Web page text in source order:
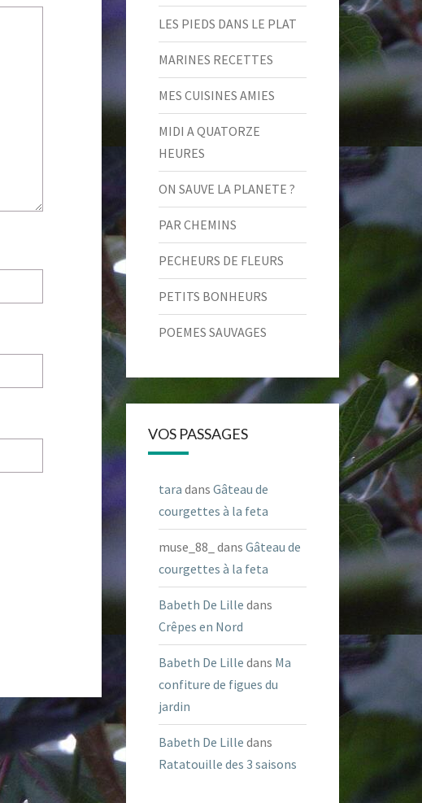
LES PIEDS DANS LE PLAT
MARINES RECETTES
MES CUISINES AMIES
MIDI A QUATORZE
HEURES
ON SAUVE LA PLANETE ?
PAR CHEMINS
PECHEURS DE FLEURS
PETITS BONHEURS
POEMES SAUVAGES
VOS PASSAGES
tara dans Gâteau de
courgettes à la feta
muse_88_ dans Gâteau de
courgettes à la feta
Babeth De Lille dans
Crêpes en Nord
Babeth De Lille dans Ma
confiture de figues du
jardin
Babeth De Lille dans
Ratatouille des 3 saisons